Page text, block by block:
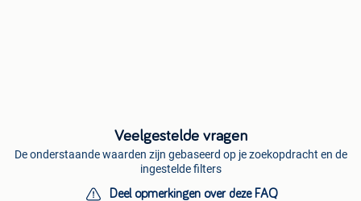
Veelgestelde vragen
De onderstaande waarden zijn gebaseerd op je zoekopdracht en de
ingestelde filters
Deel opmerkingen over deze FAQ